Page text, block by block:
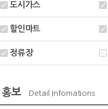
도시가스
할인마트
정류장
보 Detail Infomations